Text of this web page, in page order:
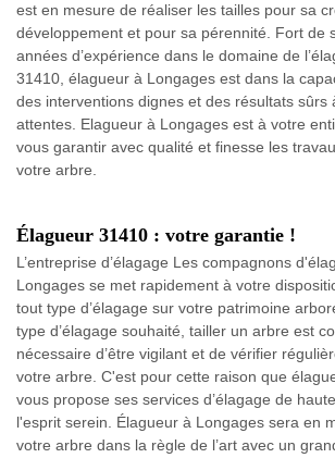
est en mesure de réaliser les tailles pour sa
développement et pour sa pérennité. Fort de
années d’expérience dans le domaine de
31410, élagueur à Longages est dans la
des interventions dignes et des résultats sûrs
attentes. Elagueur à Longages est à votre
vous garantir avec qualité et finesse les
votre arbre.
Élagueur 31410 : votre garantie !
L’entreprise d’élagage Les compagnons
Longages se met rapidement à votre
tout type d’élagage sur votre patrimoine
type d’élagage souhaité, tailler un arbre est
nécessaire d’être vigilant et de vérifier
votre arbre. C'est pour cette raison que
vous propose ses services d’élagage de
l'esprit serein. Élagueur à Longages sera en
votre arbre dans la règle de l’art avec un